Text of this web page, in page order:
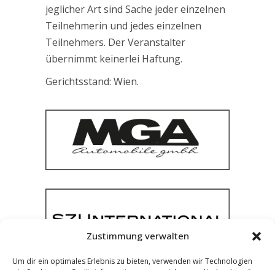
Zustimmung verwalten
Um dir ein optimales Erlebnis zu bieten, verwenden wir Technologien
jeglicher Art sind Sache jeder einzelnen
Teilnehmerin und jedes einzelnen
Teilnehmers. Der Veranstalter
übernimmt keinerlei Haftung.
Gerichtsstand: Wien.